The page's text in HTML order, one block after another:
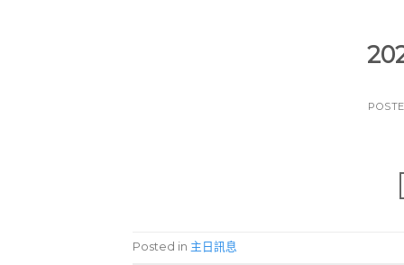
Posted in 主日訊息